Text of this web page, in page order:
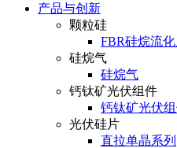
产品与创新
颗粒硅
FBR硅烷流
硅烷气
硅烷气
钙钛矿光伏组件
钙钛矿光伏
光伏硅片
直拉单晶系列